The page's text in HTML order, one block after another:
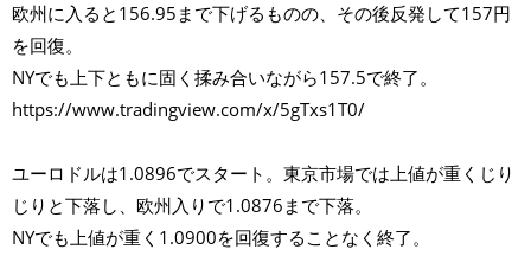
欧州に入ると156.95まで下げるものの、その後反発して157円
を回復。
NYでも上下ともに固く揉み合いながら157.5で終了。
https://www.tradingview.com/x/5gTxs1T0/
ユーロドルは1.0896でスタート。東京市場では上値が重くじり
じりと下落し、欧州入りで1.0876まで下落。
NYでも上値が重く1.0900を回復することなく終了。